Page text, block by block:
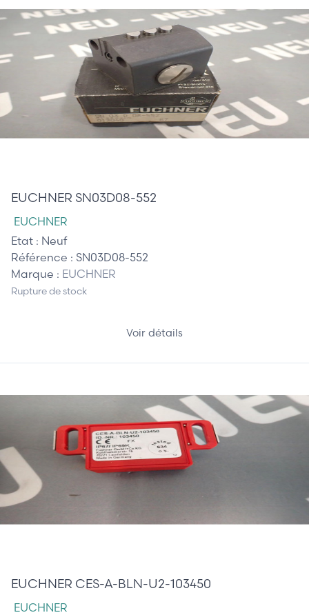
EUCHNER SN03D08-552
EUCHNER
Etat : Neuf
Référence : SN03D08-552
Marque : EUCHNER
Rupture de stock
Voir détails
EUCHNER CES-A-BLN-U2-103450
EUCHNER